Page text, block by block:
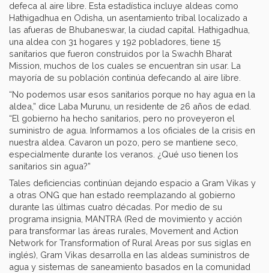
defeca al aire libre. Esta estadística incluye aldeas como
Hathigadhua en Odisha, un asentamiento tribal localizado a
las afueras de Bhubaneswar, la ciudad capital. Hathigadhua,
una aldea con 31 hogares y 192 pobladores, tiene 15
sanitarios que fueron construidos por la Swachh Bharat
Mission, muchos de los cuales se encuentran sin usar. La
mayoría de su población continúa defecando al aire libre.
“No podemos usar esos sanitarios porque no hay agua en la
aldea,” dice Laba Murunu, un residente de 26 años de edad.
“El gobierno ha hecho sanitarios, pero no proveyeron el
suministro de agua. Informamos a los oficiales de la crisis en
nuestra aldea. Cavaron un pozo, pero se mantiene seco,
especialmente durante los veranos. ¿Qué uso tienen los
sanitarios sin agua?”
Tales deficiencias continúan dejando espacio a Gram Vikas y
a otras ONG que han estado reemplazando al gobierno
durante las últimas cuatro décadas. Por medio de su
programa insignia, MANTRA (Red de movimiento y acción
para transformar las áreas rurales, Movement and Action
Network for Transformation of Rural Areas por sus siglas en
inglés), Gram Vikas desarrolla en las aldeas suministros de
agua y sistemas de saneamiento basados en la comunidad